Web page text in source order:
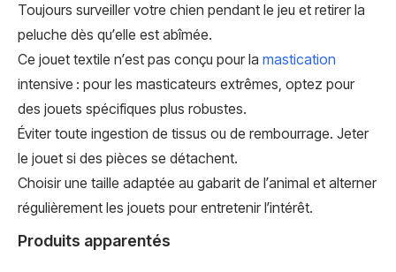
Toujours surveiller votre chien pendant le jeu et retirer la
peluche dès qu’elle est abîmée.
Ce jouet textile n’est pas conçu pour la mastication
intensive : pour les masticateurs extrêmes, optez pour
des jouets spécifiques plus robustes.
Éviter toute ingestion de tissus ou de rembourrage. Jeter
le jouet si des pièces se détachent.
Choisir une taille adaptée au gabarit de l’animal et alterner
régulièrement les jouets pour entretenir l’intérêt.
Produits apparentés